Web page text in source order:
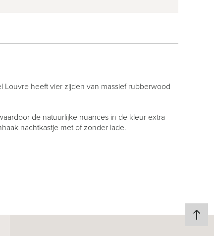
heeft vier zijden van massief rubberwood
de natuurlijke nuances in de kleur extra
nachtkastje met of zonder lade.